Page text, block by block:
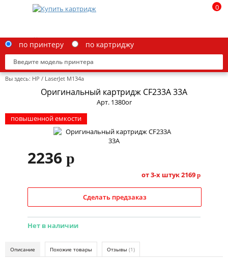
Brother
Epson
Kodak
Konica Minolta
по принтеру по картриджу
0
Вы здесь: HP / LaserJet M134a
Оригинальный картридж CF233A 33A
Арт. 1380or
повышенной емкости
2236 p
от 3-х штук2169 p
Сделать предзаказ
Нет в наличии
Описание Похожие товары Отзывы (1)